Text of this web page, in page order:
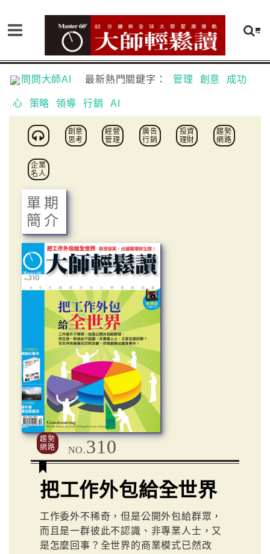
問問大師AI 最新熱門關鍵字： 管理 創意 成功
心 策略 領導 行銷 AI
創意
思考
經營
管理
廣告
行銷
投資
理財
趨勢
網路
企業
名人
單期
簡介
趨勢
網路
NO.310
把工作外包給全世界
工作委外不稀奇，但是公開外包給群眾，
而且是一群彼此不認識、非專業人士，又
是怎麼回事？全世界的商業模式已然改